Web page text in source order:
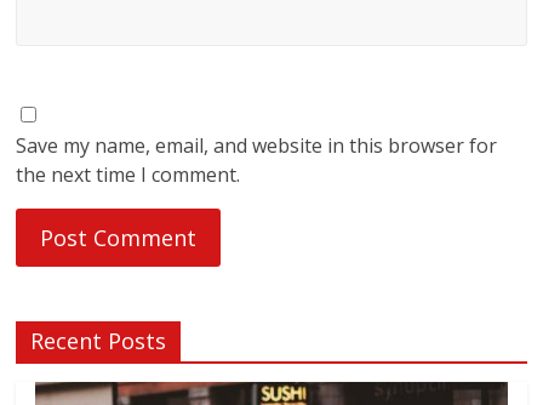
Save my name, email, and website in this browser for
the next time I comment.
Recent Posts